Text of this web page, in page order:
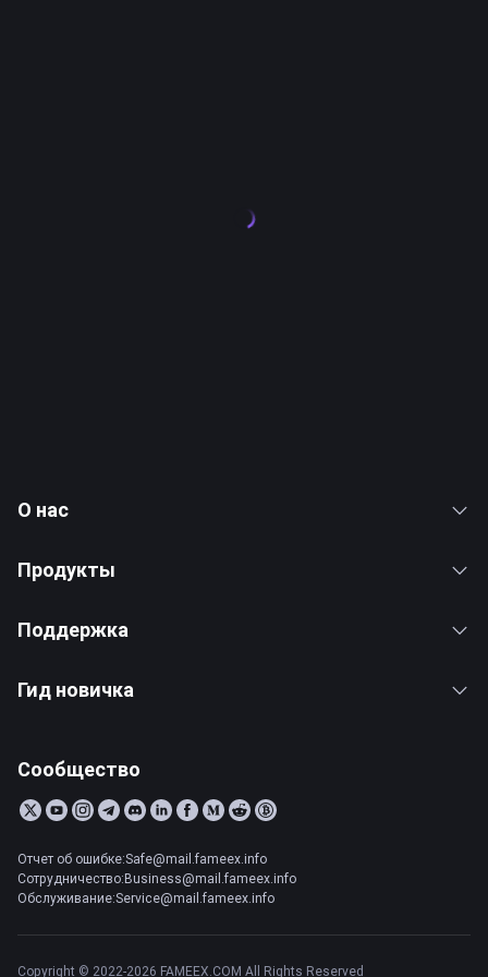
О нас
Продукты
Поддержка
Гид новичка
Сообщество
Отчет об ошибке:Safe@mail.fameex.info
Сотрудничество:Business@mail.fameex.info
Обслуживание:Service@mail.fameex.info
Copyright © 2022-2026 FAMEEX.COM All Rights Reserved